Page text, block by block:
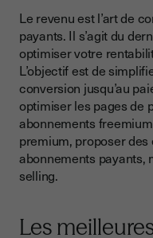
Le revenu est l’art de
payants. Il s’agit du
optimiser votre
L’objectif est de
conversion jusqu’au
optimiser les pages de
abonnements
premium, proposer
abonnements payants,
selling.
Les